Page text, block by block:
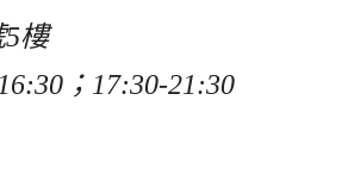
樓
；17:30-21:30